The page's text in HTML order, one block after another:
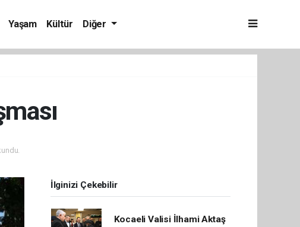
Yaşam Kültür Diğer
İlginizi Çekebilir
Kocaeli Valisi İlhami Aktaş